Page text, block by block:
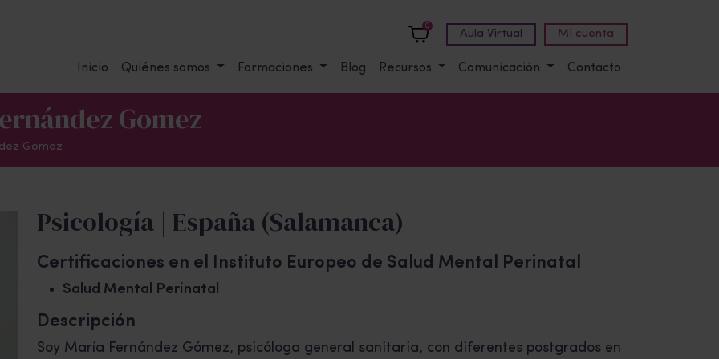
0
Aula Virtual Mi cuenta
Inicio Quiénes somos Formaciones Blog Recursos Comunicación Contacto
Gomez
Gomez
Psicología | España (Salamanca)
Certificaciones en el Instituto Europeo de Salud Mental Perinatal
Salud Mental Perinatal
Descripción
Soy María Fernández Gómez, psicóloga general sanitaria, con diferentes postgrados en